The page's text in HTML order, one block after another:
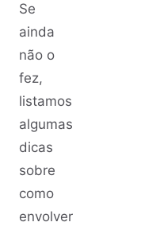
Se
ainda
não o
fez,
listamos
algumas
dicas
sobre
como
envolver